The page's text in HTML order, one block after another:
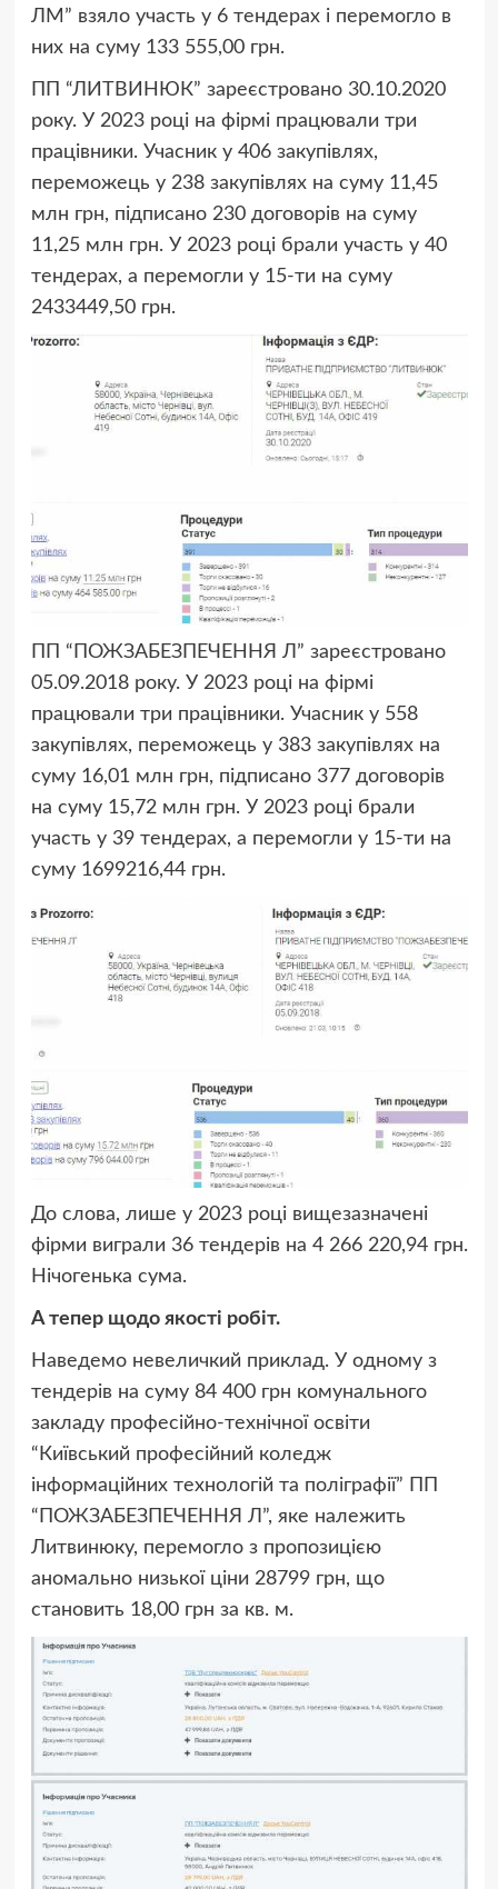
ЛМ” взяло участь у 6 тендерах і перемогло в
них на суму 133 555,00 грн.
ПП “ЛИТВИНЮК” зареєстровано 30.10.2020
року. У 2023 році на фірмі працювали три
працівники. Учасник у 406 закупівлях,
переможець у 238 закупівлях на суму 11,45
млн грн, підписано 230 договорів на суму
11,25 млн грн. У 2023 році брали участь у 40
тендерах, а перемогли у 15-ти на суму
2433449,50 грн.
ПП “ПОЖЗАБЕЗПЕЧЕННЯ Л” зареєстровано
05.09.2018 року. У 2023 році на фірмі
працювали три працівники. Учасник у 558
закупівлях, переможець у 383 закупівлях на
суму 16,01 млн грн, підписано 377 договорів
на суму 15,72 млн грн. У 2023 році брали
участь у 39 тендерах, а перемогли у 15-ти на
суму 1699216,44 грн.
До слова, лише у 2023 році вищезазначені
фірми виграли 36 тендерів на 4 266 220,94 грн.
Нічогенька сума.
А тепер щодо якості робіт.
Наведемо невеличкий приклад. У одному з
тендерів на суму 84 400 грн комунального
закладу професійно-технічної освіти
“Київський професійний коледж
інформаційних технологій та поліграфії” ПП
“ПОЖЗАБЕЗПЕЧЕННЯ Л”, яке належить
Литвинюку, перемогло з пропозицією
аномально низької ціни 28799 грн, що
становить 18,00 грн за кв. м.